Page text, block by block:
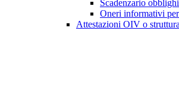
Scadenzario
Oneri informativi
Attestazioni OIV o